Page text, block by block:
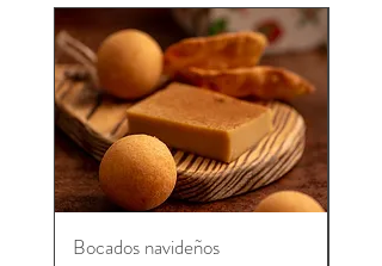
Bocados navideños